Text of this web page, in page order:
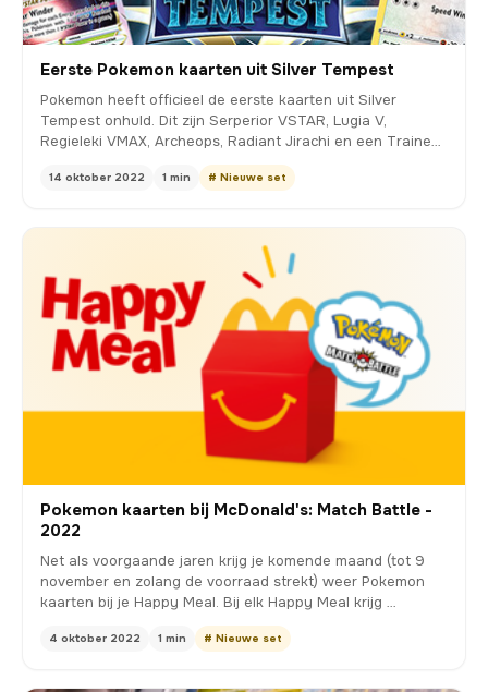
Eerste Pokemon kaarten uit Silver Tempest
Pokemon heeft officieel de eerste kaarten uit Silver
Tempest onhuld. Dit zijn Serperior VSTAR, Lugia V,
Regieleki VMAX, Archeops, Radiant Jirachi en een Traine…
14 oktober 2022 1 min # Nieuwe set
Pokemon kaarten bij McDonald's: Match Battle -
2022
Net als voorgaande jaren krijg je komende maand (tot 9
november en zolang de voorraad strekt) weer Pokemon
kaarten bij je Happy Meal. Bij elk Happy Meal krijg …
4 oktober 2022 1 min # Nieuwe set